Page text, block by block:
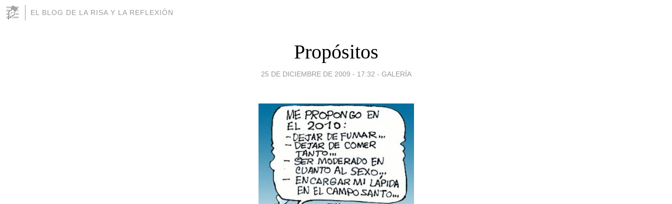
EL BLOG DE LA RISA Y LA REFLEXIÓN
Propósitos
25 DE DICIEMBRE DE 2009 - 17:32 - GALERÍA